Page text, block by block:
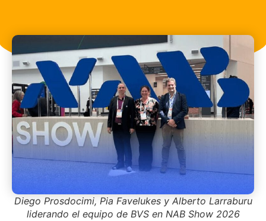
Diego Prosdocimi, Pia Favelukes y Alberto Larraburu
liderando el equipo de BVS en NAB Show 2026